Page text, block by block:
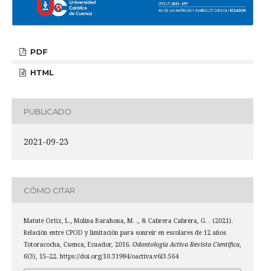
PDF
HTML
PUBLICADO
2021-09-23
CÓMO CITAR
Matute Ortiz, L., Molina Barahona, M. ., & Cabrera Cabrera, G. . (2021).
Relación entre CPOD y limitación para sonreír en escolares de 12 años
Totoracocha, Cuenca, Ecuador, 2016. Odontología Activa Revista Científica,
6(3), 15–22. https://doi.org/10.31984/oactiva.v6i3.564